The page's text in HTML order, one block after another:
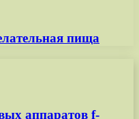
пища
аппаратов f-